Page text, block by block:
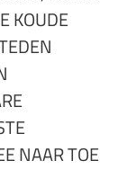
KOUDE
NAAR TOE